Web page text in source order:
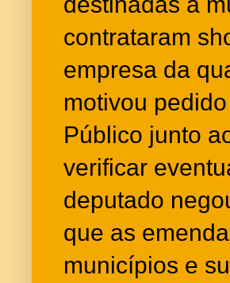
contrataram
empresa da
motivou
Público junto
verificar
deputado
que as
municípios e